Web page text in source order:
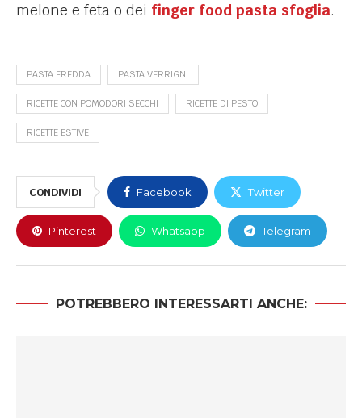
melone e feta o dei finger food pasta sfoglia.
PASTA FREDDA PASTA VERRIGNI
RICETTE CON POMODORI SECCHI RICETTE DI PESTO
RICETTE ESTIVE
CONDIVIDI Facebook Twitter
Pinterest Whatsapp Telegram
POTREBBERO INTERESSARTI ANCHE: